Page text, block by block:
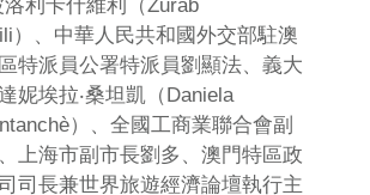
洛利卡什維利（Zurab
）、中華人民共和國外交部駐澳
特派員公署特派員劉顯法、義大
妮埃拉‧桑坦凱（Daniela
）、全國工商業聯合會副
上海市副市長劉多、澳門特區政
司長兼世界旅遊經濟論壇執行主